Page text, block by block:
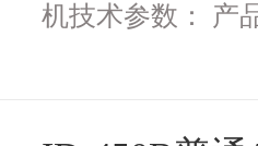
机技术参数： 产